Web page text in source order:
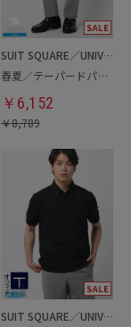
SUIT SQUARE／UNIVERSAL LANGUAGE
春夏／テーパードパンツ
￥ 6,152
￥8,789
SUIT SQUARE／UNIVERSAL LANGUAGE